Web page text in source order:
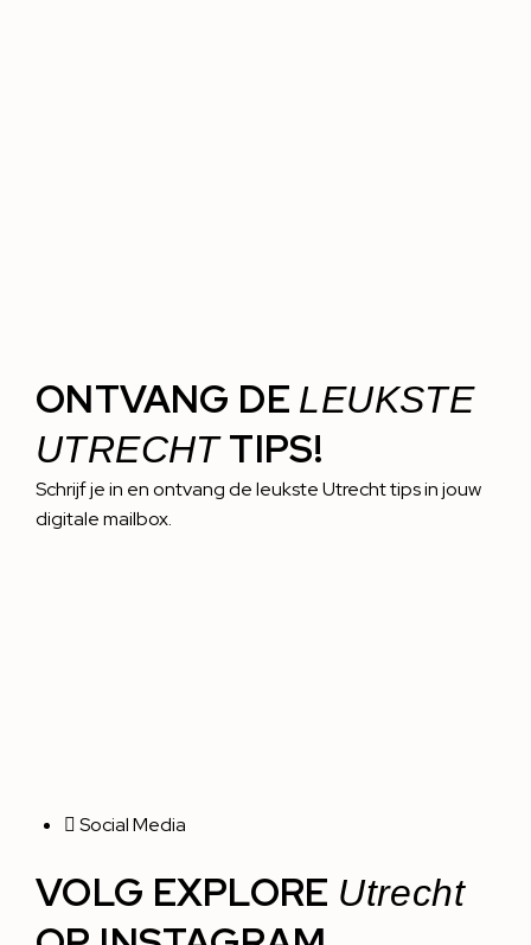
ONTVANG DE LEUKSTE
UTRECHTTIPS!
Schrijf je in en ontvang de leukste Utrecht tips in jouw
digitale mailbox.
Social Media
VOLG EXPLORE Utrecht